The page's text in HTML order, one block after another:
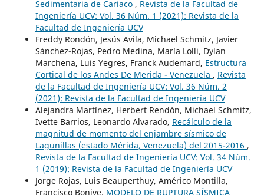
Sedimentaria de Cariaco , Revista de la Facultad de
Ingeniería UCV: Vol. 36 Núm. 1 (2021): Revista de la
Facultad de Ingeniería UCV
Freddy Rondón, Jesús Avila, Michael Schmitz, Javier
Sánchez-Rojas, Pedro Medina, María Lolli, Dylan
Marchena, Luis Yegres, Franck Audemard, Estructura
Cortical de los Andes De Merida - Venezuela , Revista
de la Facultad de Ingeniería UCV: Vol. 36 Núm. 2
(2021): Revista de la Facultad de Ingeniería UCV
Alejandra Martínez, Herbert Rendón, Michael Schmitz,
Ivette Barrios, Leonardo Alvarado, Recálculo de la
magnitud de momento del enjambre sísmico de
Lagunillas (estado Mérida, Venezuela) del 2015-2016 ,
Revista de la Facultad de Ingeniería UCV: Vol. 34 Núm.
1 (2019): Revista de la Facultad de Ingeniería UCV
Jorge Rojas, Luis Beauperthuy, Américo Montilla,
Francisco Bonive, MODELO DE RUPTURA SÍSMICA